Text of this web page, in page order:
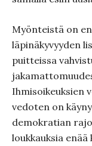
Myönteistä on
läpinäkyvyyden
puitteissa
Ihmisoikeuksien
vedoten on
demokratian
loukkauksia